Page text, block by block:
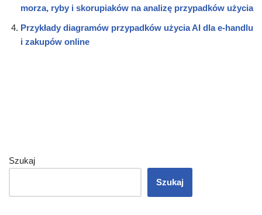
morza, ryby i skorupiaków na analizę przypadków użycia
Przykłady diagramów przypadków użycia AI dla e-handlu
i zakupów online
Szukaj
Szukaj